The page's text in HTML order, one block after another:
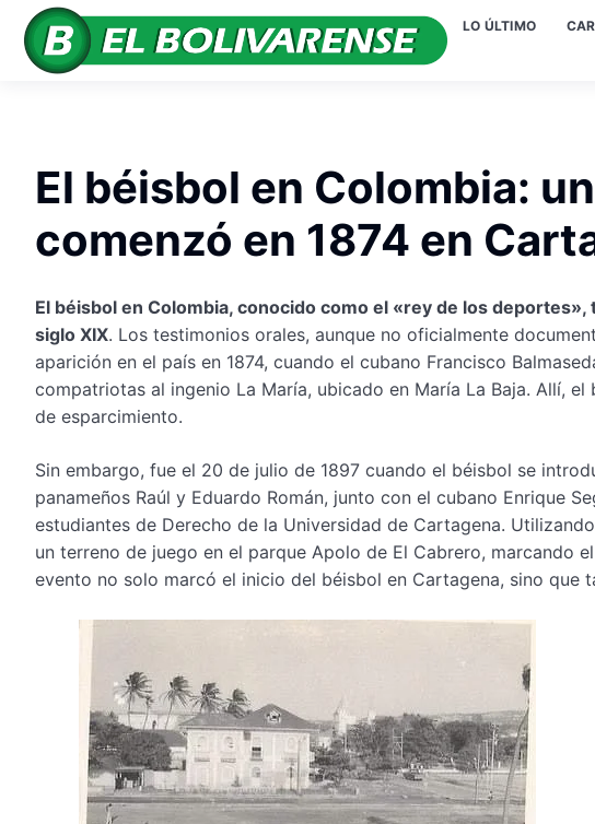
LO ÚLTIMO
El béisbol en Colombia:
comenzó en 1874 en
El béisbol en Colombia, conocido como el «rey de los
siglo XIX. Los testimonios orales, aunque no oficialmente
aparición en el país en 1874, cuando el cubano Francisco
compatriotas al ingenio La María, ubicado en María La Baja. Allí,
de esparcimiento.
Sin embargo, fue el 20 de julio de 1897 cuando el béisbol se
panameños Raúl y Eduardo Román, junto con el cubano Enrique
estudiantes de Derecho de la Universidad de Cartagena.
un terreno de juego en el parque Apolo de El Cabrero, marcando
evento no solo marcó el inicio del béisbol en Cartagena, sino que